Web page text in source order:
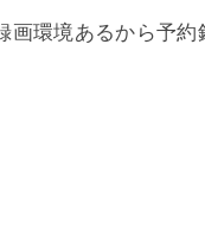
画環境あるから予約